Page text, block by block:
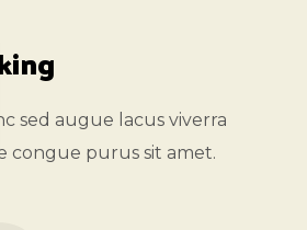
sed augue lacus viverra
congue purus sit amet.